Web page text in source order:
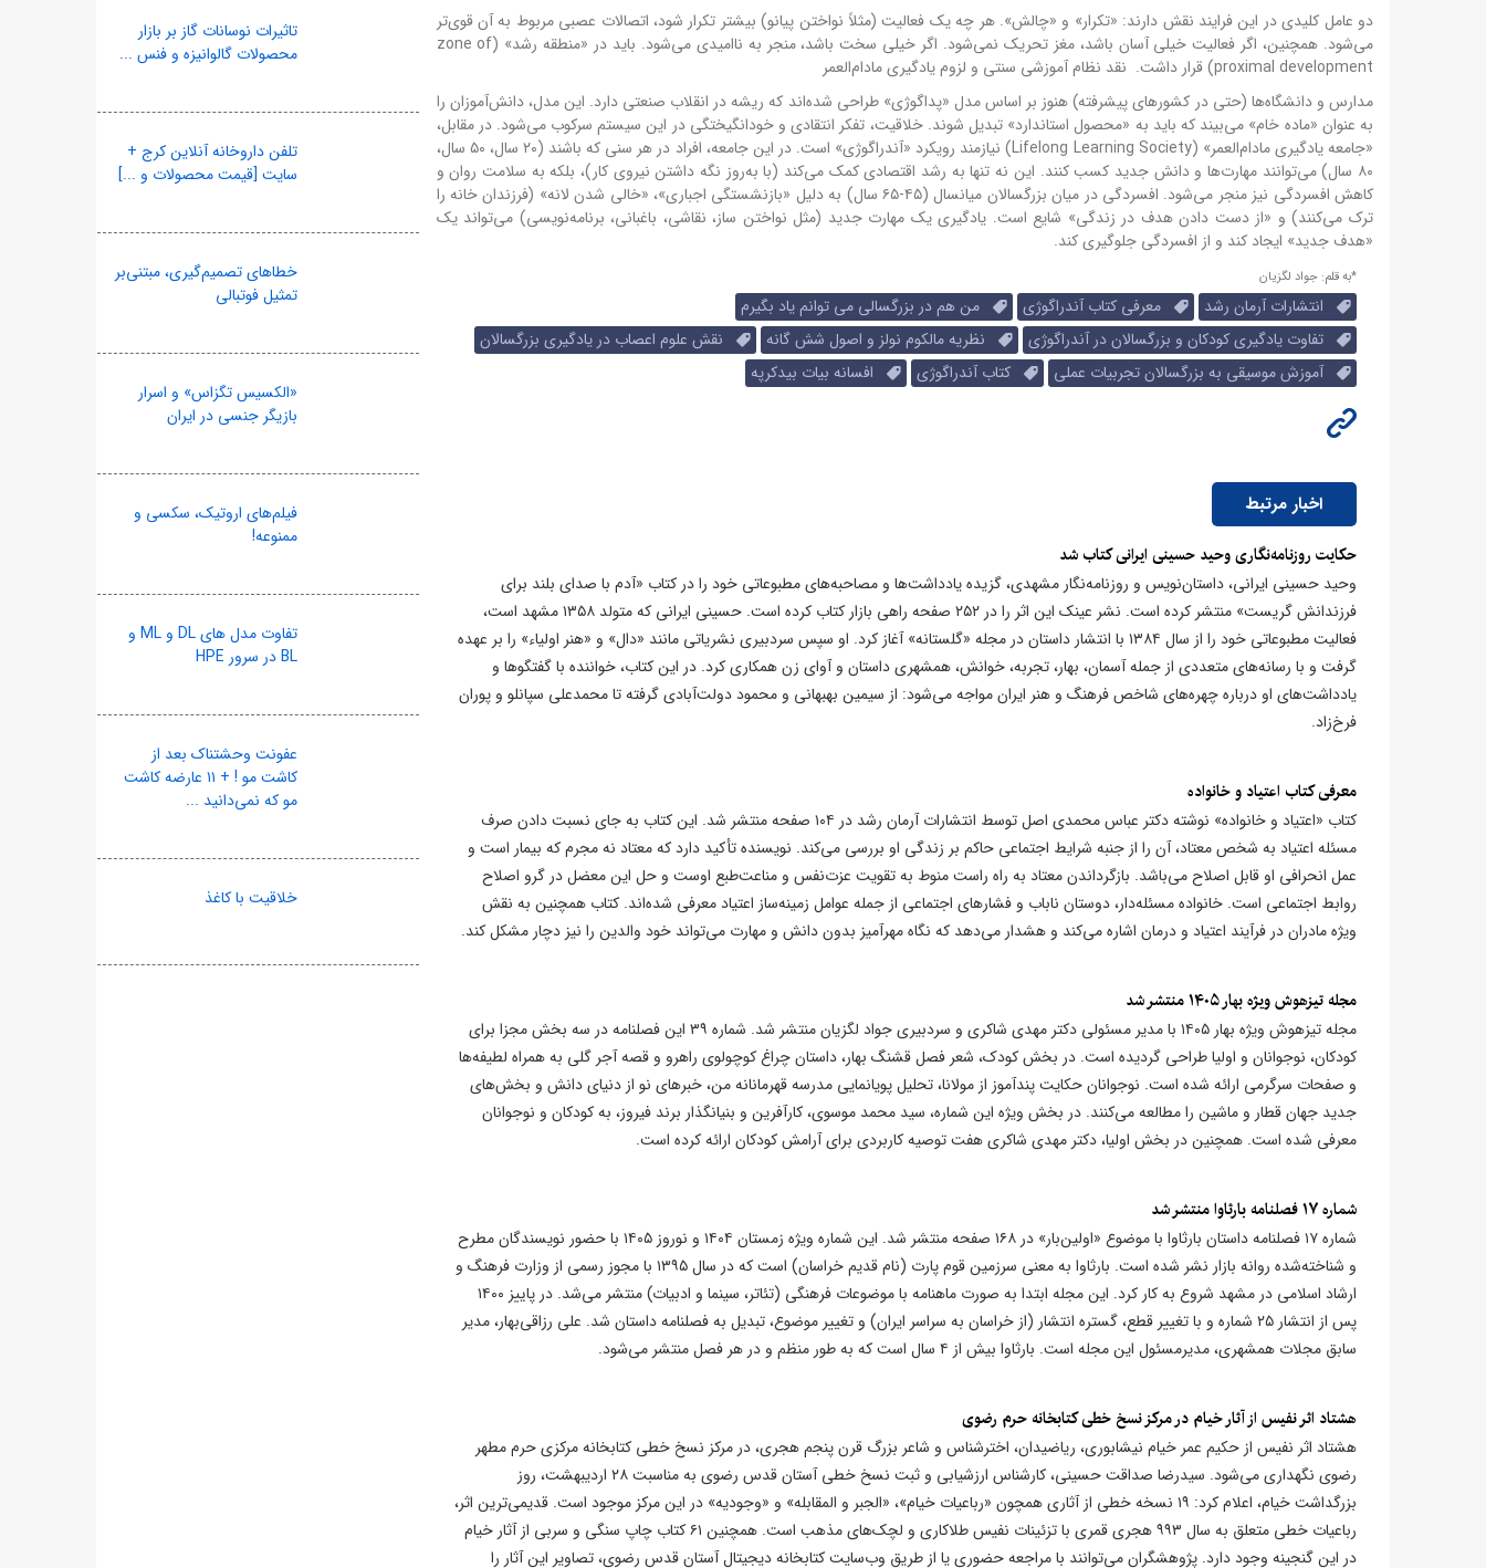
دو عامل کلیدی در این فرایند نقش دارند: «تکرار» و «چالش». هر چه یک فعالیت (مثلاً نواختن پیانو) بیشتر تکرار شود، اتصالات عصبی مربوط به آن قوی‌تر
می‌شود. همچنین، اگر فعالیت خیلی آسان باشد، مغز تحریک نمی‌شود. اگر خیلی سخت باشد، منجر به ناامیدی می‌شود. باید در «منطقه رشد» (zone of
proximal development) قرار داشت. نقد نظام آموزشی سنتی و لزوم یادگیری مادام‌العمر
مدارس و دانشگاه‌ها (حتی در کشورهای پیشرفته) هنوز بر اساس مدل «پداگوژی» طراحی شده‌اند که ریشه در انقلاب صنعتی دارد. این مدل، دانش‌آموزان را
به عنوان «ماده خام» می‌بیند که باید به «محصول استاندارد» تبدیل شوند. خلاقیت، تفکر انتقادی و خودانگیختگی در این سیستم سرکوب می‌شود. در مقابل،
«جامعه یادگیری مادام‌العمر» (Lifelong Learning Society) نیازمند رویکرد «آندراگوژی» است. در این جامعه، افراد در هر سنی که باشند (۲۰ سال، ۵۰ سال،
۸۰ سال) می‌توانند مهارت‌ها و دانش جدید کسب کنند. این نه تنها به رشد اقتصادی کمک می‌کند (با به‌روز نگه داشتن نیروی کار)، بلکه به سلامت روان و
کاهش افسردگی نیز منجر می‌شود. افسردگی در میان بزرگسالان میانسال (۴۵-۶۵ سال) به دلیل «بازنشستگی اجباری»، «خالی شدن لانه» (فرزندان خانه را
ترک می‌کنند) و «از دست دادن هدف در زندگی» شایع است. یادگیری یک مهارت جدید (مثل نواختن ساز، نقاشی، باغبانی، برنامه‌نویسی) می‌تواند یک
«هدف جدید» ایجاد کند و از افسردگی جلوگیری کند.
*به قلم: جواد لگزیان
انتشارات آرمان رشد معرفی کتاب آندراگوژی
من هم در بزرگسالی می توانم یاد بگیرم
تفاوت یادگیری کودکان و بزرگسالان در آندراگوژی
نظریه مالکوم نولز و اصول شش گانه
نقش علوم اعصاب در یادگیری بزرگسالان
آموزش موسیقی به بزرگسالان تجربیات عملی
کتاب آندراگوژی افسانه بیات بیدکرپه
اخبار مرتبط
حکایت روزنامه‌نگاری وحید حسینی ایرانی کتاب شد
وحید حسینی ایرانی، داستان‌نویس و روزنامه‌نگار مشهدی، گزیده یادداشت‌ها و مصاحبه‌های مطبوعاتی خود را در کتاب «آدم با صدای بلند برای
فرزندانش گریست» منتشر کرده است. نشر عینک این اثر را در ۲۵۲ صفحه راهی بازار کتاب کرده است. حسینی ایرانی که متولد ۱۳۵۸ مشهد است،
فعالیت مطبوعاتی خود را از سال ۱۳۸۴ با انتشار داستان در مجله «گلستانه» آغاز کرد. او سپس سردبیری نشریاتی مانند «دال» و «هنر اولیاء» را بر عهده
گرفت و با رسانه‌های متعددی از جمله آسمان، بهار، تجربه، خوانش، همشهری داستان و آوای زن همکاری کرد. در این کتاب، خواننده با گفتگوها و
یادداشت‌های او درباره چهره‌های شاخص فرهنگ و هنر ایران مواجه می‌شود: از سیمین بهبهانی و محمود دولت‌آبادی گرفته تا محمدعلی سپانلو و پوران
فرخ‌زاد.
معرفی کتاب اعتیاد و خانواده
کتاب «اعتیاد و خانواده» نوشته دکتر عباس محمدی اصل توسط انتشارات آرمان رشد در ۱۰۴ صفحه منتشر شد. این کتاب به جای نسبت دادن صرف
مسئله اعتیاد به شخص معتاد، آن را از جنبه شرایط اجتماعی حاکم بر زندگی او بررسی می‌کند. نویسنده تأکید دارد که معتاد نه مجرم که بیمار است و
عمل انحرافی او قابل اصلاح می‌باشد. بازگرداندن معتاد به راه راست منوط به تقویت عزت‌نفس و مناعت‌طبع اوست و حل این معضل در گرو اصلاح
روابط اجتماعی است. خانواده مسئله‌دار، دوستان ناباب و فشارهای اجتماعی از جمله عوامل زمینه‌ساز اعتیاد معرفی شده‌اند. کتاب همچنین به نقش
ویژه مادران در فرآیند اعتیاد و درمان اشاره می‌کند و هشدار می‌دهد که نگاه مهرآمیز بدون دانش و مهارت می‌تواند خود والدین را نیز دچار مشکل کند.
مجله تیزهوش ویژه بهار ۱۴۰۵ منتشر شد
مجله تیزهوش ویژه بهار ۱۴۰۵ با مدیر مسئولی دکتر مهدی شاکری و سردبیری جواد لگزیان منتشر شد. شماره ۳۹ این فصلنامه در سه بخش مجزا برای
کودکان، نوجوانان و اولیا طراحی گردیده است. در بخش کودک، شعر فصل قشنگ بهار، داستان چراغ کوچولوی راهرو و قصه آجر گلی به همراه لطیفه‌ها
و صفحات سرگرمی ارائه شده است. نوجوانان حکایت پندآموز از مولانا، تحلیل پویانمایی مدرسه قهرمانانه من، خبرهای نو از دنیای دانش و بخش‌های
جدید جهان قطار و ماشین را مطالعه می‌کنند. در بخش ویژه این شماره، سید محمد موسوی، کارآفرین و بنیانگذار برند فیروز، به کودکان و نوجوانان
معرفی شده است. همچنین در بخش اولیا، دکتر مهدی شاکری هفت توصیه کاربردی برای آرامش کودکان ارائه کرده است.
​شماره ۱۷ فصلنامه بارثاوا منتشر شد
شماره ۱۷ فصلنامه داستان بارثاوا با موضوع «اولین‌بار» در ۱۶۸ صفحه منتشر شد. این شماره ویژه زمستان ۱۴۰۴ و نوروز ۱۴۰۵ با حضور نویسندگان مطرح
و شناخته‌شده روانه بازار نشر شده است. بارثاوا به معنی سرزمین قوم پارت (نام قدیم خراسان) است که در سال ۱۳۹۵ با مجوز رسمی از وزارت فرهنگ و
ارشاد اسلامی در مشهد شروع به کار کرد. این مجله ابتدا به صورت ماهنامه با موضوعات فرهنگی (تئاتر، سینما و ادبیات) منتشر می‌شد. در پاییز ۱۴۰۰
پس از انتشار ۲۵ شماره و با تغییر قطع، گستره انتشار (از خراسان به سراسر ایران) و تغییر موضوع، تبدیل به فصلنامه داستان شد. علی رزاقی‌بهار، مدیر
سابق مجلات همشهری، مدیرمسئول این مجله است. بارثاوا بیش از ۴ سال است که به طور منظم و در هر فصل منتشر می‌شود.
هشتاد اثر نفیس از آثار خیام در مرکز نسخ خطی کتابخانه حرم رضوی
هشتاد اثر نفیس از حکیم عمر خیام نیشابوری، ریاضیدان، اخترشناس و شاعر بزرگ قرن پنجم هجری، در مرکز نسخ خطی کتابخانه مرکزی حرم مطهر
رضوی نگهداری می‌شود. سیدرضا صداقت حسینی، کارشناس ارزشیابی و ثبت نسخ خطی آستان قدس رضوی به مناسبت ۲۸ اردیبهشت، روز
بزرگداشت خیام، اعلام کرد: ۱۹ نسخه خطی از آثاری همچون «رباعیات خیام»، «الجبر و المقابله» و «وجودیه» در این مركز موجود است. قدیمی‌ترین اثر،
رباعیات خطی متعلق به سال ۹۹۳ هجری قمری با تزئینات نفیس طلاکاری و لچک‌های مذهب است. همچنین ۶۱ کتاب چاپ سنگی و سربی از آثار خیام
در این گنجینه وجود دارد. پژوهشگران می‌توانند با مراجعه حضوری یا از طریق وب‌سایت کتابخانه دیجیتال آستان قدس رضوی، تصاویر این آثار را
تاثیرات نوسانات گاز بر بازار
محصولات گالوانیزه و فنس ...
تلفن داروخانه آنلاین کرج +
سایت [قیمت محصولات و ...]
خطاهای تصمیم‌گیری، مبتنی‌بر
تمثیل فوتبالی
«الکسیس تگزاس» و اسرار
بازیگر جنسی در ایران
فیلم‌های اروتیک، سکسی و
ممنوعه!
تفاوت مدل های DL و ML و
BL در سرور HPE
عفونت وحشتناک بعد از
کاشت مو ! + ۱۱ عارضه کاشت
مو که نمی‌دانید ...
خلاقیت با کاغذ